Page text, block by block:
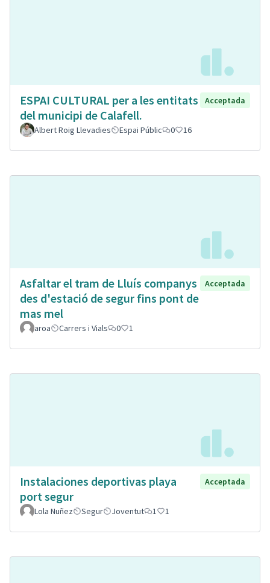
ESPAI CULTURAL per a les entitats
del municipi de Calafell.
Acceptada
Albert Roig Llevadies Espai Públic 0 16
Asfaltar el tram de Lluís companys
des d'estació de segur fins pont de
mas mel
Acceptada
aroa Carrers i Vials 0 1
Instalaciones deportivas playa
port segur
Acceptada
Lola Nuñez Segur Joventut 1 1